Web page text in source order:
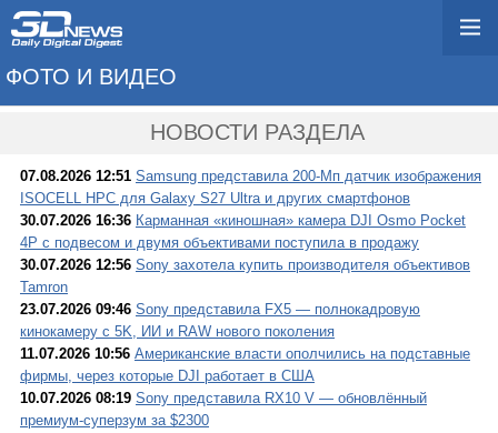
ФОТО И ВИДЕО
НОВОСТИ РАЗДЕЛА
07.08.2026 12:51 Samsung представила 200-Мп датчик изображения
ISOCELL HPC для Galaxy S27 Ultra и других смартфонов
30.07.2026 16:36 Карманная «киношная» камера DJI Osmo Pocket
4P с подвесом и двумя объективами поступила в продажу
30.07.2026 12:56 Sony захотела купить производителя объективов
Tamron
23.07.2026 09:46 Sony представила FX5 — полнокадровую
кинокамеру с 5K, ИИ и RAW нового поколения
11.07.2026 10:56 Американские власти ополчились на подставные
фирмы, через которые DJI работает в США
10.07.2026 08:19 Sony представила RX10 V — обновлённый
премиум-суперзум за $2300